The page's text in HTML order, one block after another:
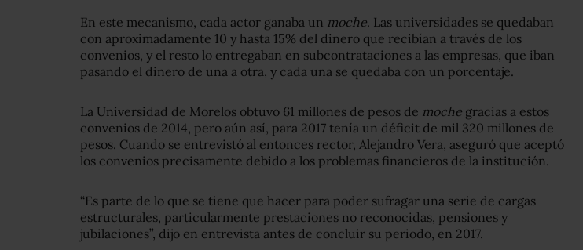
En este mecanismo, cada actor ganaba un moche. Las universidades se quedaban
con aproximadamente 10 y hasta 15% del dinero que recibían a través de los
convenios, y el resto lo entregaban en subcontrataciones a las empresas, que iban
pasando el dinero de una a otra, y cada una se quedaba con un porcentaje.
La Universidad de Morelos obtuvo 61 millones de pesos de moche gracias a estos
convenios de 2014, pero aún así, para 2017 tenía un déficit de mil 320 millones de
pesos. Cuando se entrevistó al entonces rector, Alejandro Vera, aseguró que aceptó
los convenios precisamente debido a los problemas financieros de la institución.
“Es parte de lo que se tiene que hacer para poder sufragar una serie de cargas
estructurales, particularmente prestaciones no reconocidas, pensiones y
jubilaciones”, dijo en entrevista antes de concluir su periodo, en 2017.